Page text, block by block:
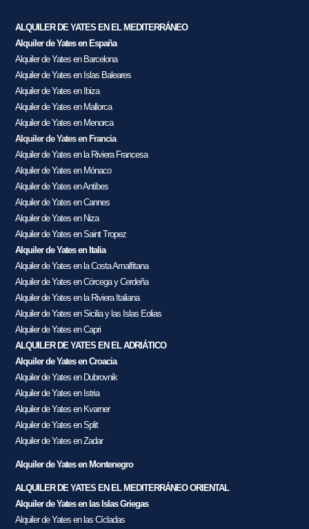
ALQUILER DE YATES EN EL MEDITERRÁNEO
Alquiler de Yates en España
Alquiler de Yates en Barcelona
Alquiler de Yates en Islas Baleares
Alquiler de Yates en Ibiza
Alquiler de Yates en Mallorca
Alquiler de Yates en Menorca
Alquiler de Yates en Francia
Alquiler de Yates en la Riviera Francesa
Alquiler de Yates en Mónaco
Alquiler de Yates en Antibes
Alquiler de Yates en Cannes
Alquiler de Yates en Niza
Alquiler de Yates en Saint Tropez
Alquiler de Yates en Italia
Alquiler de Yates en la Costa Amalfitana
Alquiler de Yates en Córcega y Cerdeña
Alquiler de Yates en la Riviera Italiana
Alquiler de Yates en Sicilia y las Islas Eolias
Alquiler de Yates en Capri
ALQUILER DE YATES EN EL ADRIÁTICO
Alquiler de Yates en Croacia
Alquiler de Yates en Dubrovnik
Alquiler de Yates en Istria
Alquiler de Yates en Kvarner
Alquiler de Yates en Split
Alquiler de Yates en Zadar
Alquiler de Yates en Montenegro
ALQUILER DE YATES EN EL MEDITERRÁNEO ORIENTAL
Alquiler de Yates en las Islas Griegas
Alquiler de Yates en las Cícladas